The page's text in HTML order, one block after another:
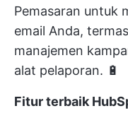
Pemasaran untuk
email Anda,
manajemen
alat pelaporan. 🔋
Fitur terbaik